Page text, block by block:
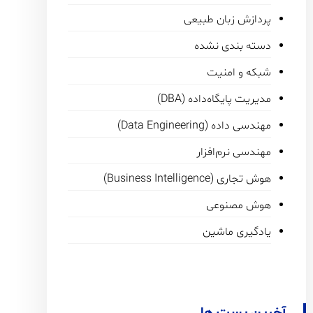
پردازش زبان طبیعی
دسته بندی نشده
شبکه و امنیت
مدیریت پایگاه‌داده (DBA)
مهندسی داده (Data Engineering)
مهندسی نرم‌افزار
هوش تجاری (Business Intelligence)
هوش مصنوعی
یادگیری ماشین